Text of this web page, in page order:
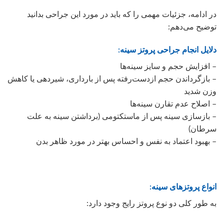
در ادامه، جزئیات مهمی را که باید در مورد این جراحی بدانید
توضیح می‌دهم:
دلایل انجام جراحی پروتز سینه:
– افزایش حجم و سایز سینه‌ها
– بازگرداندن حجم ازدست‌رفته پس از بارداری، شیردهی یا کاهش
وزن شدید
– اصلاح عدم تقارن سینه‌ها
– بازسازی سینه پس از ماستکتومی (برداشتن سینه به علت
سرطان)
– بهبود اعتماد به نفس و احساس بهتر در مورد ظاهر بدن
انواع پروتزهای سینه:
به طور کلی دو نوع پروتز رایج وجود دارد: